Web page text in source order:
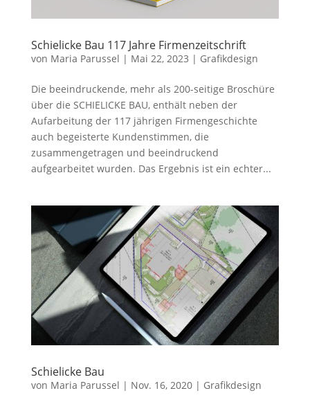
Schielicke Bau 117 Jahre Firmenzeitschrift
von Maria Parussel | Mai 22, 2023 | Grafikdesign
Die beeindruckende, mehr als 200-seitige Broschüre
über die SCHIELICKE BAU, enthält neben der
Aufarbeitung der 117 jährigen Firmengeschichte
auch begeisterte Kundenstimmen, die
zusammengetragen und beeindruckend
aufgearbeitet wurden. Das Ergebnis ist ein echter...
Schielicke Bau
von Maria Parussel | Nov. 16, 2020| Grafikdesign